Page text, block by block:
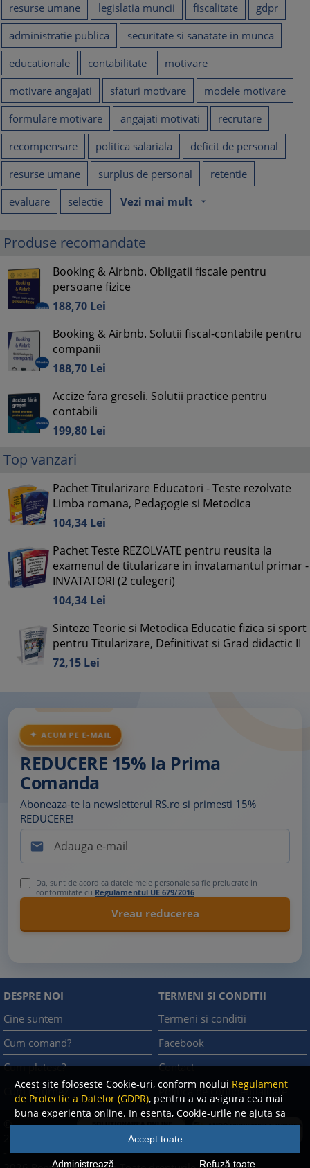
Acest site foloseste Cookie-uri, conform noului Regulament
de Protectie a Datelor (GDPR), pentru a va asigura cea mai
buna experienta online. In esenta, Cookie-urile ne ajuta sa
imbunatatim continutul de pe site, oferindu-va dvs.,
cititorul, o experienta online personalizata si mult mai
rapida. Ele sunt folosite doar de site-ul nostru si partenerii
Accept toate
Administrează Refuză toate
resurse umane legislatia muncii fiscalitate
gdpr
administratie publica
securitate si sanatate in munca
educationale
contabilitate
motivare
motivare angajati
sfaturi motivare
modele motivare
formulare motivare
angajati motivati
recrutare
recompensare
politica salariala
deficit de personal
resurse umane
surplus de personal
retentie
evaluare
selectie Vezi mai mult arrow_drop_down
Produse recomandate
Booking & Airbnb. Obligatii fiscale pentru
persoane fizice
188,70 Lei
Booking & Airbnb. Solutii fiscal-contabile pentru
companii
188,70 Lei
Accize fara greseli. Solutii practice pentru
contabili
199,80 Lei
Top vanzari
Pachet Titularizare Educatori - Teste rezolvate
Limba romana, Pedagogie si Metodica
104,34 Lei
Pachet Teste REZOLVATE pentru reusita la
examenul de titularizare in invatamantul primar -
INVATATORI (2 culegeri)
104,34 Lei
Sinteze Teorie si Metodica Educatie fizica si sport
pentru Titularizare, Definitivat si Grad didactic II
72,15 Lei
ACUM PE E-MAIL
REDUCERE 15% la Prima
Comanda
Aboneaza-te la newsletterul RS.ro si primesti 15%
REDUCERE!

Da, sunt de acord ca datele mele personale sa fie prelucrate in
conformitate cu Regulamentul UE 679/2016
DESPRE NOI
Cine suntem
Cum comand?
Cum platesc?
Cum returnez
TERMENI SI CONDITII
Termeni si conditii
Facebook
Contact
Politica de confidentialitate
©